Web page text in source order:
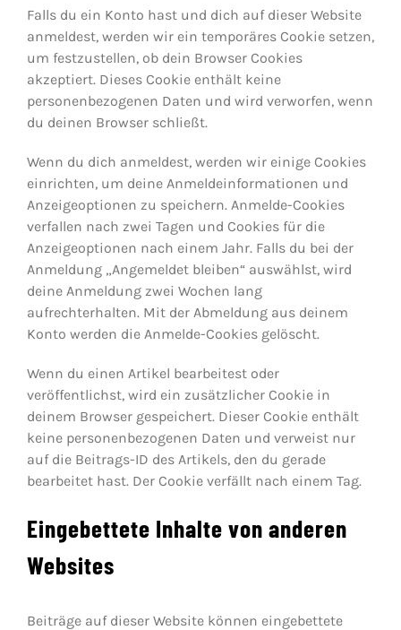
Falls du ein Konto hast und dich auf dieser Website
anmeldest, werden wir ein temporäres Cookie setzen,
um festzustellen, ob dein Browser Cookies
akzeptiert. Dieses Cookie enthält keine
personenbezogenen Daten und wird verworfen, wenn
du deinen Browser schließt.
Wenn du dich anmeldest, werden wir einige Cookies
einrichten, um deine Anmeldeinformationen und
Anzeigeoptionen zu speichern. Anmelde-Cookies
verfallen nach zwei Tagen und Cookies für die
Anzeigeoptionen nach einem Jahr. Falls du bei der
Anmeldung „Angemeldet bleiben“ auswählst, wird
deine Anmeldung zwei Wochen lang
aufrechterhalten. Mit der Abmeldung aus deinem
Konto werden die Anmelde-Cookies gelöscht.
Wenn du einen Artikel bearbeitest oder
veröffentlichst, wird ein zusätzlicher Cookie in
deinem Browser gespeichert. Dieser Cookie enthält
keine personenbezogenen Daten und verweist nur
auf die Beitrags-ID des Artikels, den du gerade
bearbeitet hast. Der Cookie verfällt nach einem Tag.
Eingebettete Inhalte von anderen
Websites
Beiträge auf dieser Website können eingebettete